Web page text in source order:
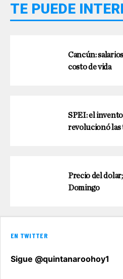
TE PUEDE
Cancún:
costo de vida
SPEI: el
revolucionó las
Precio del
Domingo
EN TWITTER
Sigue @quintanaroohoy1